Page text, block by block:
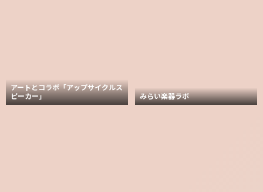
アートとコラボ「アップサイクルス
ピーカー」
みらい楽器ラボ